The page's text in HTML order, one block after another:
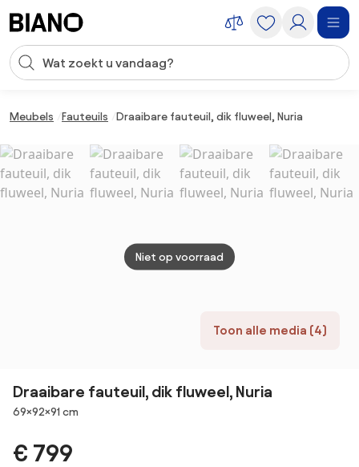
Zoekopdracht invoeren
Meubels Fauteuils Draaibare fauteuil, dik fluweel, Nuria
Toon alle media (4)
Niet op voorraad
Draaibare fauteuil, dik fluweel, Nuria
Afmetingen
69×92×91 cm
€ 799